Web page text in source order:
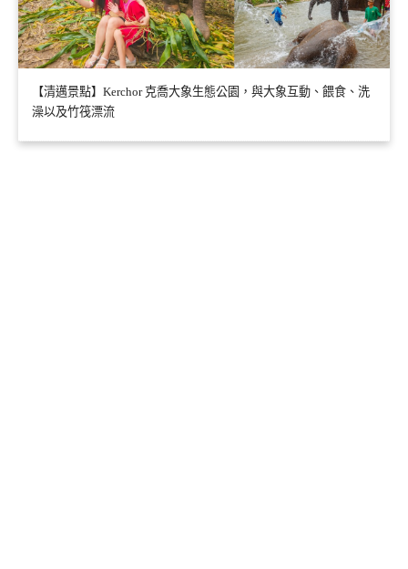
【清邁景點】Kerchor 克喬大象生態公園，與大象互動、餵食、洗
澡以及竹筏漂流